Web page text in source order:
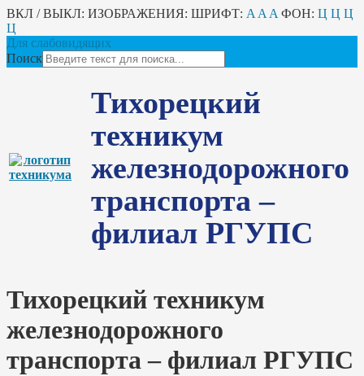
ВКЛ / ВЫКЛ: ИЗОБРАЖЕНИЯ: ШРИФТ: A A A ФОН: Ц Ц Ц
Ц
Для слабовидящих
Поиск
Тихорецкий
техникум
железнодорожного
транспорта –
филиал РГУПС
Тихорецкий техникум
железнодорожного
транспорта – филиал РГУПС